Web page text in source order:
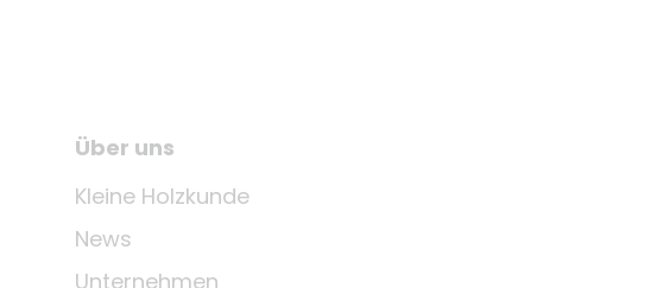
Über uns
Kleine Holzkunde
News
Unternehmen